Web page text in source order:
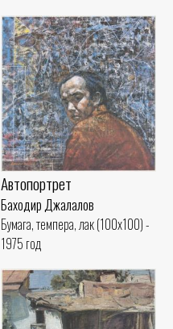
Автопортрет
Баходир Джалалов
Бумага, темпера, лак (100x100) -
1975 год